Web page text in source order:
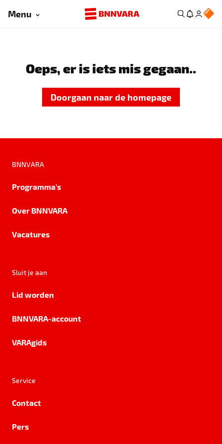
Menu
Oeps, er is iets mis gegaan..
Doorgaan naar de homepage
BNNVARA
Programma's
Over BNNVARA
Vacatures
Sluit je aan
Lid worden
BNNVARA-account
VARAgids
Service
Contact
Pers